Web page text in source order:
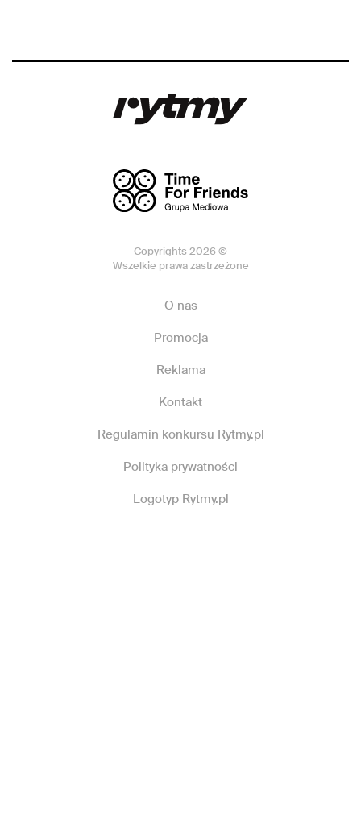
Copyrights 2026 ©
Wszelkie prawa zastrzeżone
O nas
Promocja
Reklama
Kontakt
Regulamin konkursu Rytmy.pl
Polityka prywatności
Logotyp Rytmy.pl